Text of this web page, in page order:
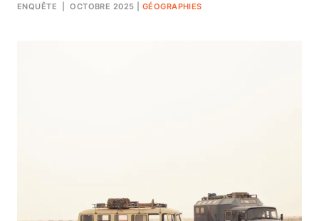
ENQUÊTE | OCTOBRE 2025 GÉOGRAPHIES